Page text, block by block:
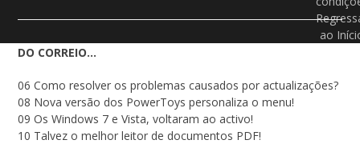
DO CORREIO…
06 Como resolver os problemas causados por actualizações?
08 Nova versão dos PowerToys personaliza o menu!
09 Os Windows 7 e Vista, voltaram ao activo!
10 Talvez o melhor leitor de documentos PDF!
ao